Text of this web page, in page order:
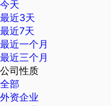
今天
最近3天
最近7天
最近一个月
最近三个月
公司性质
全部
外资企业